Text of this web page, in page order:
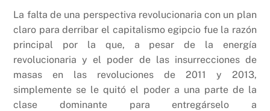
La falta de una perspectiva revolucionaria con un plan
claro para derribar el capitalismo egipcio fue la razón
principal por la que, a pesar de la energía
revolucionaria y el poder de las insurrecciones de
masas en las revoluciones de 2011 y 2013,
simplemente se le quitó el poder a una parte de la
clase dominante para entregárselo a